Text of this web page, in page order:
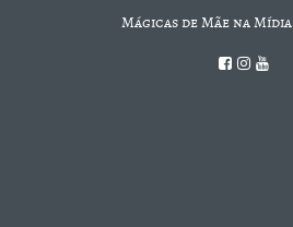
Mágicas de Mãe na Mídia